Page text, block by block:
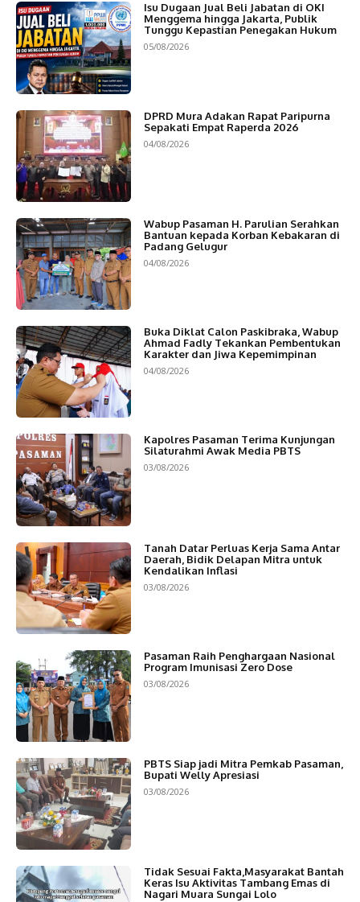
Isu Dugaan Jual Beli Jabatan di OKI
Menggema hingga Jakarta, Publik
Tunggu Kepastian Penegakan Hukum
05/08/2026
DPRD Mura Adakan Rapat Paripurna
Sepakati Empat Raperda 2026
04/08/2026
Wabup Pasaman H. Parulian Serahkan
Bantuan kepada Korban Kebakaran di
Padang Gelugur
04/08/2026
Buka Diklat Calon Paskibraka, Wabup
Ahmad Fadly Tekankan Pembentukan
Karakter dan Jiwa Kepemimpinan
04/08/2026
Kapolres Pasaman Terima Kunjungan
Silaturahmi Awak Media PBTS
03/08/2026
Tanah Datar Perluas Kerja Sama Antar
Daerah, Bidik Delapan Mitra untuk
Kendalikan Inflasi
03/08/2026
Pasaman Raih Penghargaan Nasional
Program Imunisasi Zero Dose
03/08/2026
PBTS Siap jadi Mitra Pemkab Pasaman,
Bupati Welly Apresiasi
03/08/2026
Tidak Sesuai Fakta,Masyarakat Bantah
Keras Isu Aktivitas Tambang Emas di
Nagari Muara Sungai Lolo